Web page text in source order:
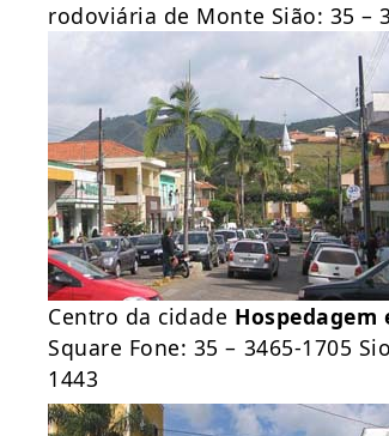
rodoviária de Monte Sião: 35 –
Centro da cidade Hospedagem
Square Fone: 35 – 3465-1705
1443